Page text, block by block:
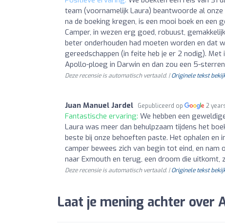
team (voornamelijk Laura) beantwoorde al
na de boeking kregen, is een mooi boek en een
Camper, in wezen erg goed, robuust,
beter onderhouden had moeten worden en dat
gereedschappen (in feite heb je er 2 nodig).
Apollo-ploeg in Darwin en dan zou een 5-
Deze recensie is automatisch vertaald. |Originele tekst
Juan Manuel Jardel Gepubliceerd op 2
Fantastische ervaring: We hebben een
Laura was meer dan behulpzaam tijdens het
beste bij onze behoeften paste. Het ophalen en
camper bewees zich van begin tot eind, en
naar Exmouth en terug, een droom die uitkomt,
Deze recensie is automatisch vertaald. |Originele tekst
Laat je mening achter over